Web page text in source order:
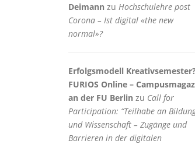
Deimann zu Hochschulehre post
Corona – Ist digital «the new
normal»?
Erfolgsmodell
FURIOS Online –
an der FU Berlin zu Call for
Participation: “Teilhabe an
und Wissenschaft – Zugänge und
Barrieren in der digitalen